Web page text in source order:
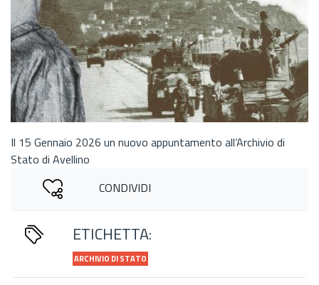
Il 15 Gennaio 2026 un nuovo appuntamento all’Archivio di
Stato di Avellino
CONDIVIDI
ETICHETTA:
ARCHIVIO DI STATO